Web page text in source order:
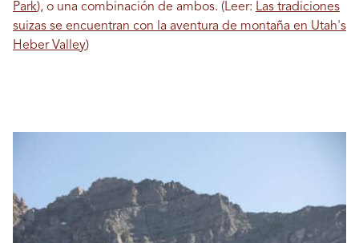
Park), o una combinación de ambos. (Leer: Las tradiciones
suizas se encuentran con la aventura de montaña en Utah's
Heber Valley)